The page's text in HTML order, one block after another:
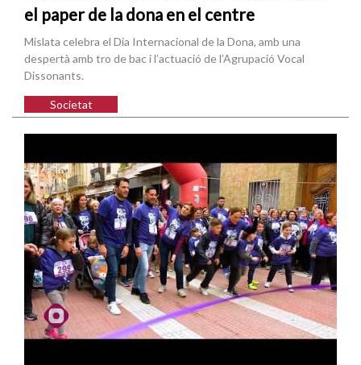
el paper de la dona en el centre
Mislata celebra el Dia Internacional de la Dona, amb una
despertà amb tro de bac i l’actuació de l’Agrupació Vocal
Dissonants.
Societat